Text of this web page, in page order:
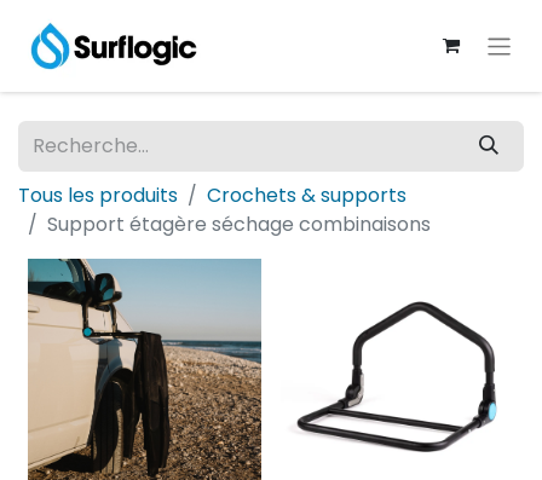
Tous les produits
Crochets & supports
Support étagère séchage combinaisons